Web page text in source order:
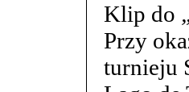
Klip do
Przy
turnieju